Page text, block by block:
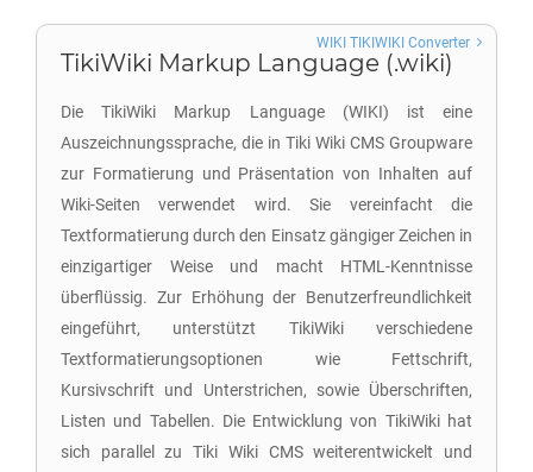
TikiWiki Markup Language (.wiki)
Die TikiWiki Markup Language (WIKI) ist eine
Auszeichnungssprache, die in Tiki Wiki CMS Groupware
zur Formatierung und Präsentation von Inhalten auf
Wiki-Seiten verwendet wird. Sie vereinfacht die
Textformatierung durch den Einsatz gängiger Zeichen in
einzigartiger Weise und macht HTML-Kenntnisse
überflüssig. Zur Erhöhung der Benutzerfreundlichkeit
eingeführt, unterstützt TikiWiki verschiedene
Textformatierungsoptionen wie Fettschrift,
Kursivschrift und Unterstrichen, sowie Überschriften,
Listen und Tabellen. Die Entwicklung von TikiWiki hat
sich parallel zu Tiki Wiki CMS weiterentwickelt und
WIKI TIKIWIKI Converter